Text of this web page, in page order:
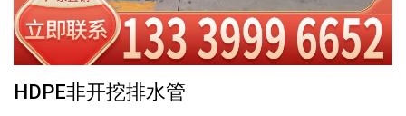
HDPE非开挖排水管